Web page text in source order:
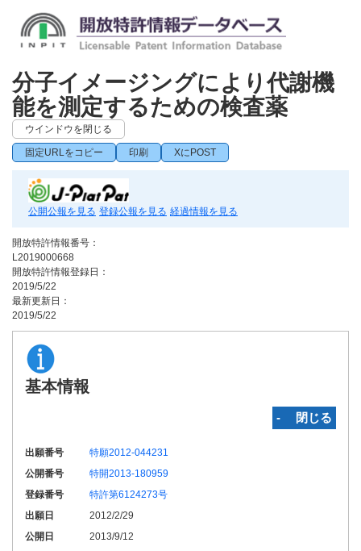
分子イメージングにより代謝機
能を測定するための検査薬
ウインドウを閉じる
固定URLをコピー 印刷 XにPOST
公開公報を見る 登録公報を見る 経過情報を見る
開放特許情報番号：
L2019000668
開放特許情報登録日：
2019/5/22
最新更新日：
2019/5/22
基本情報
‐ 閉じる
出願番号
特願2012-044231
公開番号
特開2013-180959
登録番号
特許第6124273号
出願日
2012/2/29
公開日
2013/9/12